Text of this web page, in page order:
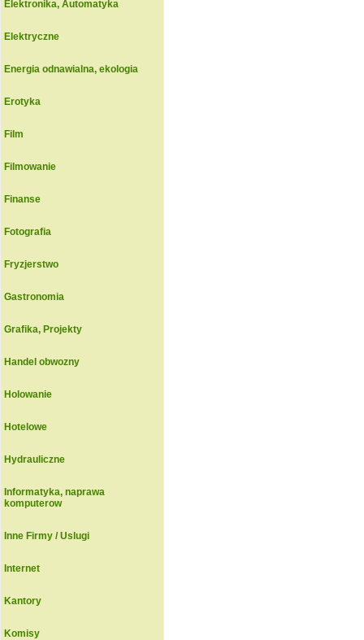
Elektronika, Automatyka
Elektryczne
Energia odnawialna, ekologia
Erotyka
Film
Filmowanie
Finanse
Fotografia
Fryzjerstwo
Gastronomia
Grafika, Projekty
Handel obwozny
Holowanie
Hotelowe
Hydrauliczne
Informatyka, naprawa
komputerow
Inne Firmy / Uslugi
Internet
Kantory
Komisy